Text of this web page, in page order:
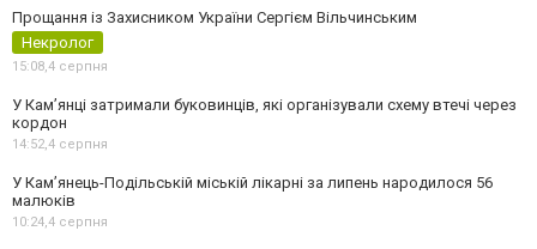
Прощання із Захисником України Сергієм Вільчинським
Некролог
15:08,4 серпня
У Кам’янці затримали буковинців, які організували схему втечі через
кордон
14:52,4 серпня
У Кам’янець-Подільській міській лікарні за липень народилося 56
малюків
10:24,4 серпня